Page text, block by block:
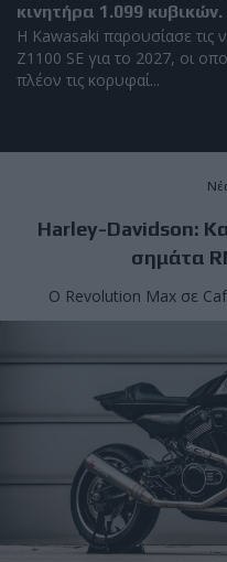
κινητήρα 1.099 κυβικών.
Η Kawasaki παρουσίασε τις
Z1100 SE για το 2027, οι
πλέον τις κορυφαί...
Harley-Davidson:
σημάτα
Ο Revolution Max σε